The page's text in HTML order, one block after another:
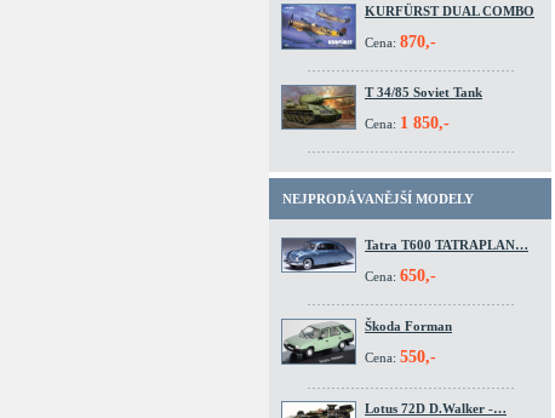
KURFÜRST DUAL COMBO
Cena: 870,-
T 34/85 Soviet Tank
Cena: 1 850,-
NEJPRODÁVANĚJŠÍ MODELY
Tatra T600 TATRAPLAN…
Cena: 650,-
Škoda Forman
Cena: 550,-
Lotus 72D D.Walker -…